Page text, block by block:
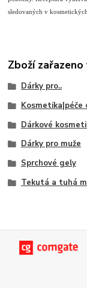
sledovaných v
Zboží
Dárky pro..
Kosmetika|péče
Dárkové
Dárky pro muže
Sprchové gely
Tekutá a tuhá